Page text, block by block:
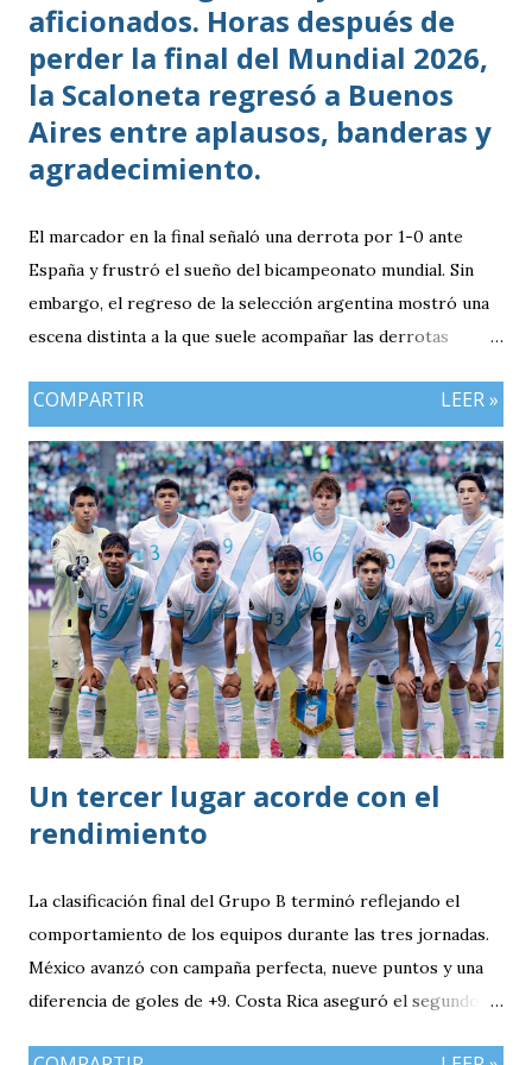
aficionados. Horas después de
perder la final del Mundial 2026,
la Scaloneta regresó a Buenos
Aires entre aplausos, banderas y
agradecimiento.
El marcador en la final señaló una derrota por 1-0 ante
España y frustró el sueño del bicampeonato mundial. Sin
embargo, el regreso de la selección argentina mostró una
escena distinta a la que suele acompañar las derrotas
Buenos Aires para agradecerle el torneo realizado. El avión
que trasladó a parte del plantel y al cuerpo técnico aterrizó
en el aeropuerto internacional de Ezeiza durante la tarde
del lunes. Allí, los futbolistas fueron recibidos con una
alfombra roja y la interpretación de Muchachos por parte
de la banda de Granaderos antes de trasladarse al predio de
la Asociación del Fútbol Argentino (AFA).
COMPARTIR LEER »
Un tercer lugar acorde con el
rendimiento
La clasificación final del Grupo B terminó reflejando el
comportamiento de los equipos durante las tres jornadas.
México avanzó con campaña perfecta, nueve puntos y una
diferencia de goles de +9. Costa Rica aseguró el segundo